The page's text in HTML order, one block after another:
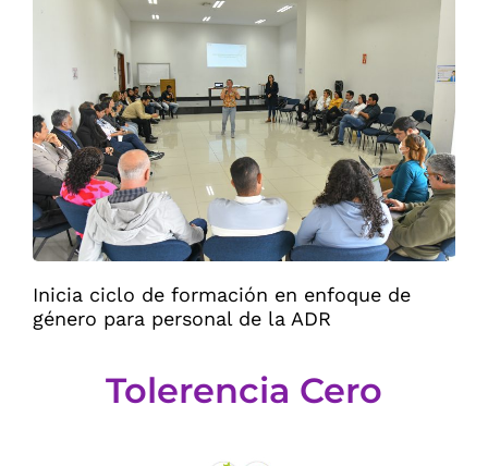
Inicia ciclo de formación en enfoque de
género para personal de la ADR
Tolerencia Cero